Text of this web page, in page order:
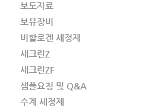
보도자료
보유장비
비할로겐 세정제
새크린Z
새크린ZF
샘플요청 및 Q&A
수계 세정제